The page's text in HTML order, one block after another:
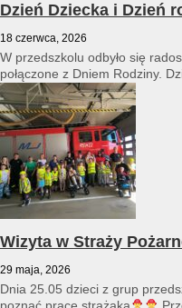
Dzień Dziecka i Dzień
18 czerwca, 2026
W przedszkolu odbyło się
połączone z Dniem Rodziny.
Wizyta w Straży
29 maja, 2026
Dnia 25.05 dzieci z grup